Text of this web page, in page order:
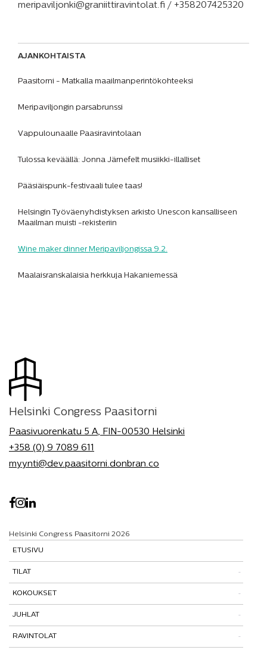
meripaviljonki@graniittiravintolat.fi / +358207425320
AJANKOHTAISTA
Paasitorni - Matkalla maailmanperintökohteeksi
Meripaviljongin parsabrunssi
Vappulounaalle Paasiravintolaan
Tulossa keväällä: Jonna Järnefelt musiikki-illalliset
Pääsiäispunk-festivaali tulee taas!
Helsingin Työväenyhdistyksen arkisto Unescon kansalliseen
Maailman muisti -rekisteriin
Wine maker dinner Meripaviljongissa 9.2.
Maalaisranskalaisia herkkuja Hakaniemessä
Helsinki Congress Paasitorni
Paasivuorenkatu 5 A, FIN-00530 Helsinki
+358 (0) 9 7089 611
myynti@dev.paasitorni.donbran.co
Helsinki Congress Paasitorni 2026
ETUSIVU
TILAT
Tutustu tiloihimme
Tilat ja tarinat
Paasitorni-testi
KOKOUKSET
Kokouspaketit
Lisäpalvelut
JUHLAT
Pikkujoulut
RAVINTOLAT